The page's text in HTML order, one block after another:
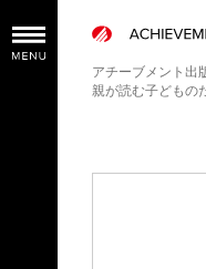
アチーブメント出
親が読む子どもの